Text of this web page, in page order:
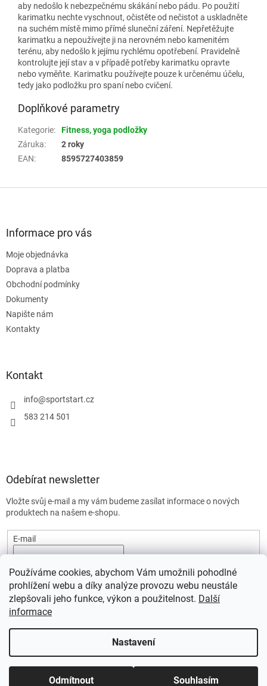
Používáme cookies, abychom Vám umožnili pohodlné
prohlížení webu a díky analýze provozu webu neustále
zlepšovali jeho funkce, výkon a použitelnost. Další
informace
Nastavení
Odmítnout Souhlasím
aby nedošlo k nebezpečnému skákání nebo pádu. Po použití
karimatku nechte vyschnout, očistěte od nečistot a uskladněte
na suchém místě mimo přímé sluneční záření. Nepřetěžujte
karimatku a nepoužívejte ji na nerovném nebo kamenitém
terénu, aby nedošlo k jejímu rychlému opotřebení. Pravidelně
kontrolujte její stav a v případě potřeby karimatku opravte
nebo vyměňte. Karimatku používejte pouze k určenému účelu,
tedy jako podložku pro spaní nebo cvičení.
Doplňkové parametry
Kategorie:
Fitness, yoga podložky
Záruka:
2 roky
EAN: 8595727403859
Informace pro vás
Moje objednávka
Doprava a platba
Obchodní podmínky
Dokumenty
Napište nám
Kontakty
Kontakt
info@sportstart.cz
583 214 501
Odebírat newsletter
Vložte svůj e-mail a my vám budeme zasílat informace o nových
produktech na našem e-shopu.
E-mail
údajů.
PŘIHLÁSIT SE
Vytvořil Shoptet
Copyright 2026SportStart.cz . Všechna práva vyhrazena.